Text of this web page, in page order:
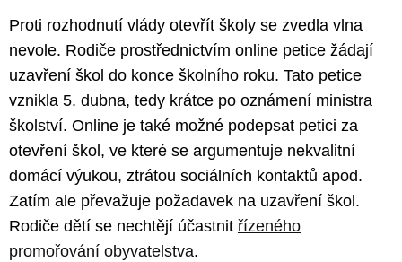
Proti rozhodnutí vlády otevřít školy se zvedla vlna
nevole. Rodiče prostřednictvím online petice žádají
uzavření škol do konce školního roku. Tato petice
vznikla 5. dubna, tedy krátce po oznámení ministra
školství. Online je také možné podepsat petici za
otevření škol, ve které se argumentuje nekvalitní
domácí výukou, ztrátou sociálních kontaktů apod.
Zatím ale převažuje požadavek na uzavření škol.
Rodiče dětí se nechtějí účastnit řízeného
promořování obyvatelstva.